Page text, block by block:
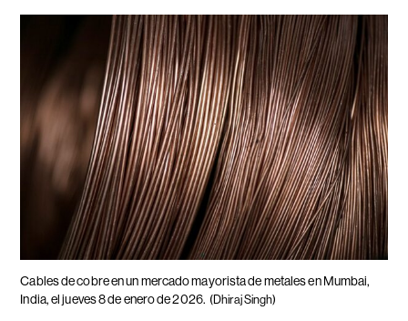
Cables de cobre en un mercado mayorista de metales en Mumbai,
India, el jueves 8 de enero de 2026. (Dhiraj Singh)